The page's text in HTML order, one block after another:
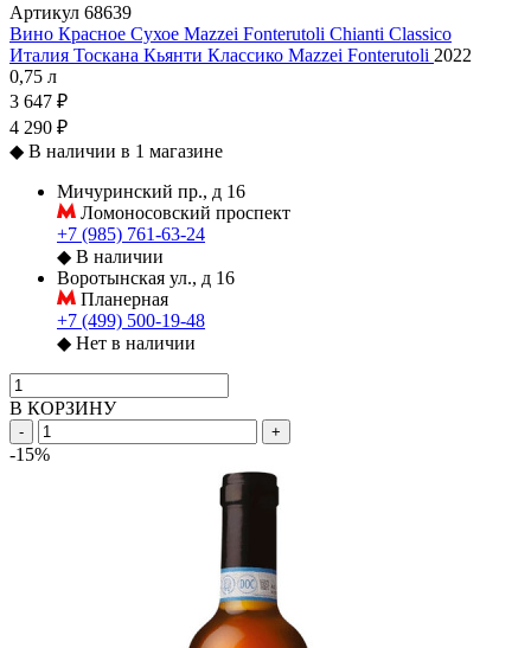
Артикул 68639
Вино Красное Сухое Mazzei Fonterutoli Chianti Classico
Италия Тоскана Кьянти Классико Mazzei Fonterutoli 2022
0,75 л
3 647 ₽
4 290 ₽
◆ В наличии в 1 магазине
Мичуринский пр., д 16
Ломоносовский проспект
+7 (985) 761-63-24
◆ В наличии
Воротынская ул., д 16
Планерная
+7 (499) 500-19-48
◆ Нет в наличии
В КОРЗИНУ
- +
-15%